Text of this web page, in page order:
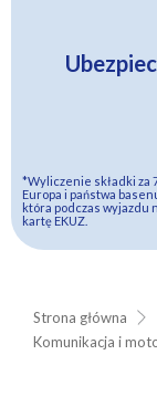
*Wyliczenie składki za
Europa i państwa
która podczas wyjazdu
kartę EKUZ.
Strona główna
Komunikacja i